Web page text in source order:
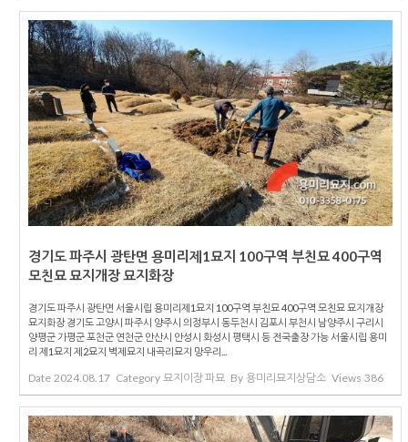
경기도 파주시 광탄면 용미리제1묘지 100구역 부친묘 400구역
모친묘 묘지개장 묘지화장
경기도 파주시 광탄면 서울시립 용미리제1묘지 100구역 부친묘 400구역 모친묘 묘지개장
묘지화장 경기도 고양시 파주시 양주시 의정부시 동두천시 김포시 부천시 남양주시 구리시
양평군 가평군 포천군 연천군 안산시 안성시 화성시 평택시 등 전국출장 가능 서울시립 용미
리 제1묘지 제2묘지 벽제묘지 내곡리묘지 망우리...
Date 2024.08.17 Category 묘지이장 파묘 By 용미리묘지상담소 Views 386